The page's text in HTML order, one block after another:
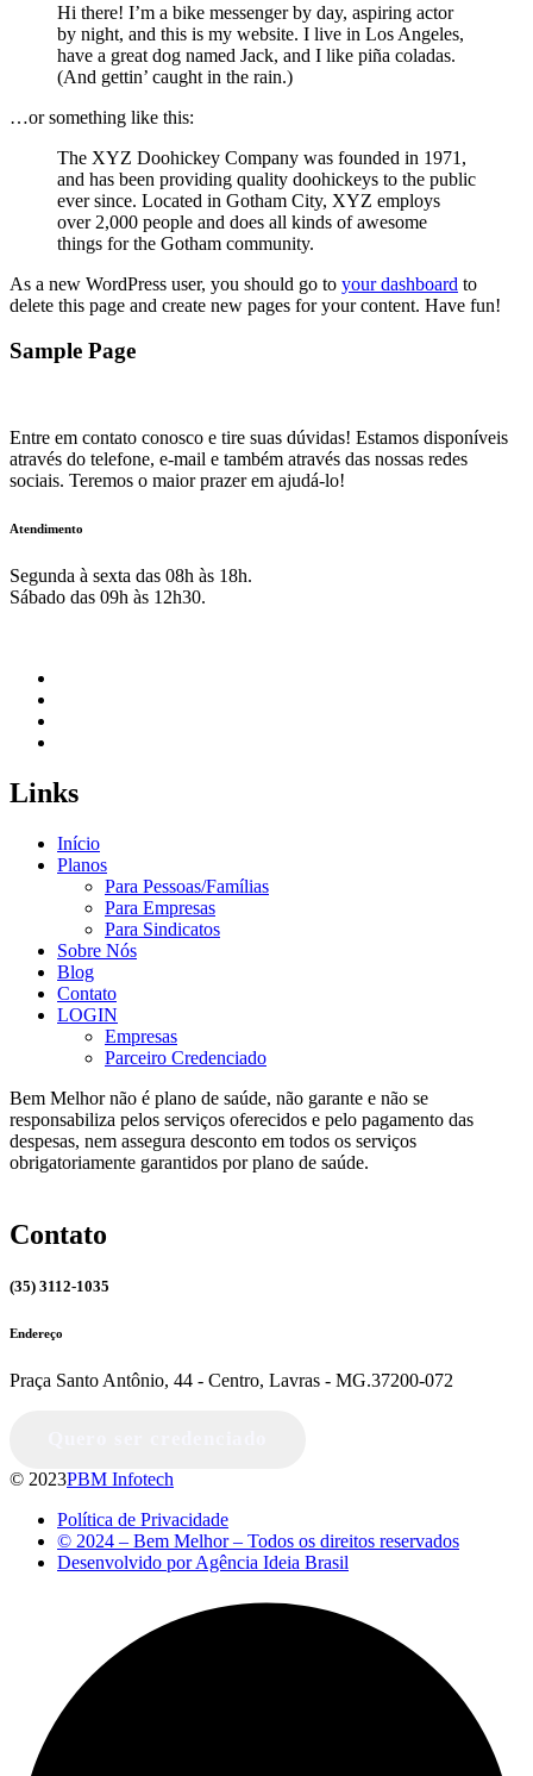
Hi there! I’m a bike messenger by day, aspiring actor
by night, and this is my website. I live in Los Angeles,
have a great dog named Jack, and I like piña coladas.
(And gettin’ caught in the rain.)
…or something like this:
The XYZ Doohickey Company was founded in 1971,
and has been providing quality doohickeys to the public
ever since. Located in Gotham City, XYZ employs
over 2,000 people and does all kinds of awesome
things for the Gotham community.
As a new WordPress user, you should go to your dashboard to
delete this page and create new pages for your content. Have fun!
Sample Page
Entre em contato conosco e tire suas dúvidas! Estamos disponíveis
através do telefone, e-mail e também através das nossas redes
sociais. Teremos o maior prazer em ajudá-lo!
Atendimento
Segunda à sexta das 08h às 18h.
Sábado das 09h às 12h30.
Links
Início
Planos
Para Pessoas/Famílias
Para Empresas
Para Sindicatos
Sobre Nós
Blog
Contato
LOGIN
Empresas
Parceiro Credenciado
Bem Melhor não é plano de saúde, não garante e não se
responsabiliza pelos serviços oferecidos e pelo pagamento das
despesas, nem assegura desconto em todos os serviços
obrigatoriamente garantidos por plano de saúde.
Contato
(35) 3112-1035
Endereço
Praça Santo Antônio, 44 - Centro, Lavras - MG.37200-072
© 2023PBM Infotech
Política de Privacidade
© 2024 – Bem Melhor – Todos os direitos reservados
Desenvolvido por Agência Ideia Brasil